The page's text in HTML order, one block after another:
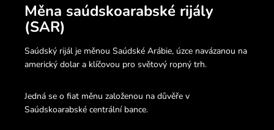
Měna saúdskoarabské rijály
(SAR)
Saúdský rijál je měnou Saúdské Arábie, úzce navázanou na
americký dolar a klíčovou pro světový ropný trh.
Jedná se o fiat měnu založenou na důvěře v
Saúdskoarabské centrální bance.